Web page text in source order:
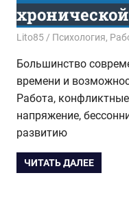
06.09.2018
Lito85 Психология,
Большинство
времени и
Работа,
напряжение,
развитию
ЧИТАТЬ ДАЛЕЕ